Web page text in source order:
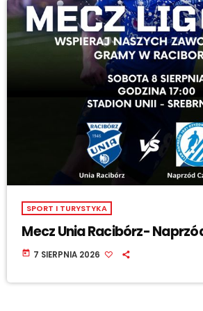
SPORT I TURYSTYKA
Mecz Unia Racibórz-
today 7 SIERPNIA 2026